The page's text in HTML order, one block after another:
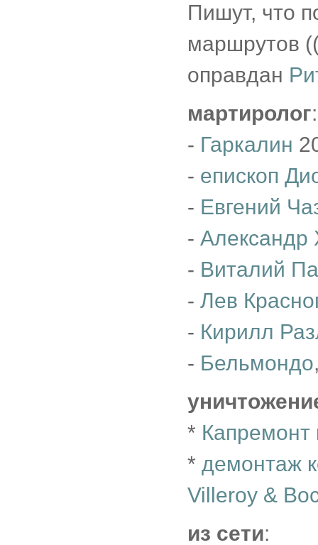
Пишут, что
маршрутов
оправдан
мартиролог:
- Гаркалин
- епископ
- Евгений
- Александр
- Виталий
- Лев
- Кирилл
- Бельмондо
* Капремонт
* демонтаж
Villeroy &
из сети: